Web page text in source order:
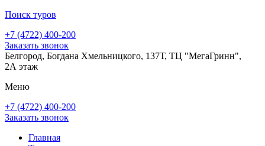
Поиск туров
+7 (4722) 400-200
Заказать звонок
Белгород, Богдана Хмельницкого, 137Т, ТЦ "МегаГринн",
2А этаж
Меню
+7 (4722) 400-200
Заказать звонок
Главная